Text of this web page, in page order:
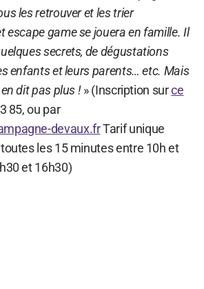
les retrouver et les trier
escape game se jouera en famille. Il
secrets, de dégustations
enfants et leurs parents… etc. Mais
dit pas plus !» (Inscription surce
85, ou par
devaux.frTarif unique
les 15 minutes entre 10h et
et 16h30)